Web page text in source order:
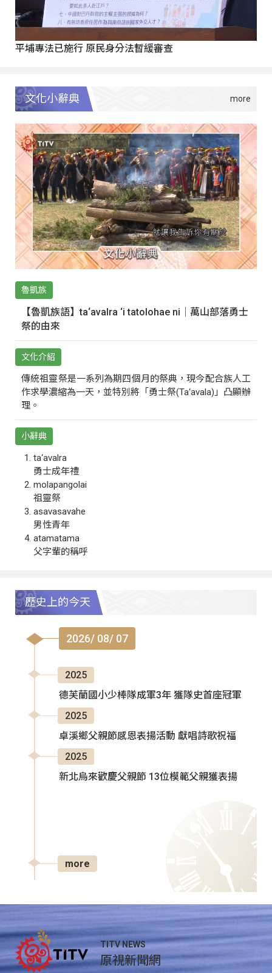
平埔專法已施行 原民身分法暫緩審查
文化小辭典
魯凱族
【魯凱族語】ta‘avalra ‘i tatolohae ni｜萬山部落勇士
祭的由來
文化介紹
傳統祖靈祭是一系列為期四個月的祭典，現今配合族人工
作求學濃縮為一天，並特別將「勇士祭(Ta‘avala)」凸顯辦
理。
小辭典
ta‘avalra
勇士成年禮
molapangolai
祖靈祭
asavasavahe
男性青年
atamatama
父字輩的稱呼
歷史上的今天
2026/ 08/ 07
2025
德芙蘭國小少棒隊成軍3年 獲隊史首座冠軍
2025
卓溪鄉父親節感恩表揚活動 獻唱詩歌祝福
2025
新北烏來歡慶父親節 13位模範父親獲表揚
more
TITV NEWS
原視新聞網